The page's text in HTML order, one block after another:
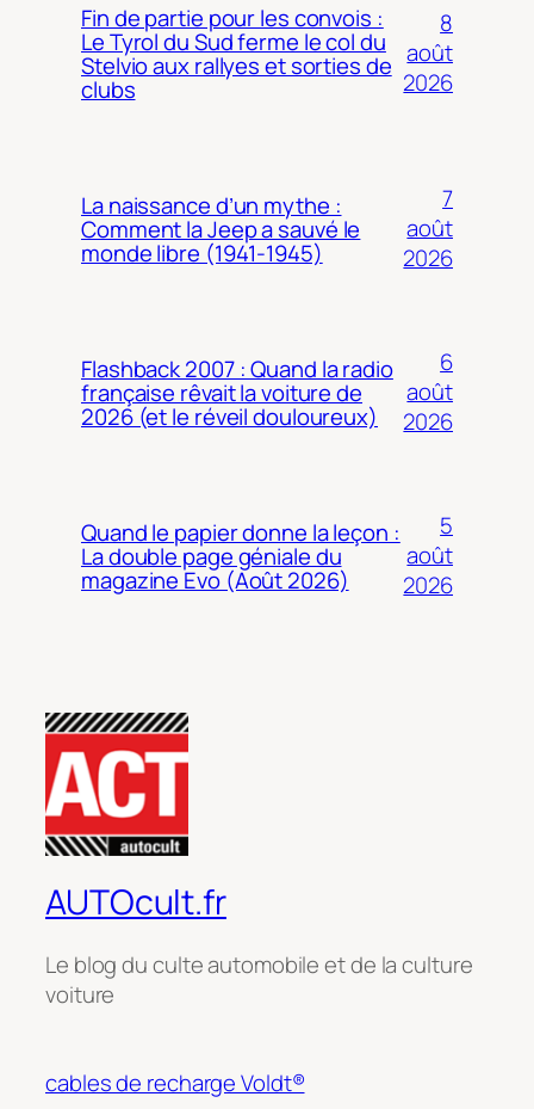
Fin de partie pour les convois :
Le Tyrol du Sud ferme le col du
Stelvio aux rallyes et sorties de
clubs
8
août
2026
La naissance d’un mythe :
Comment la Jeep a sauvé le
monde libre (1941-1945)
7
août
2026
Flashback 2007 : Quand la radio
française rêvait la voiture de
2026 (et le réveil douloureux)
6
août
2026
Quand le papier donne la leçon :
La double page géniale du
magazine Evo (Août 2026)
5
août
2026
AUTOcult.fr
Le blog du culte automobile et de la culture
voiture
cables de recharge Voldt®